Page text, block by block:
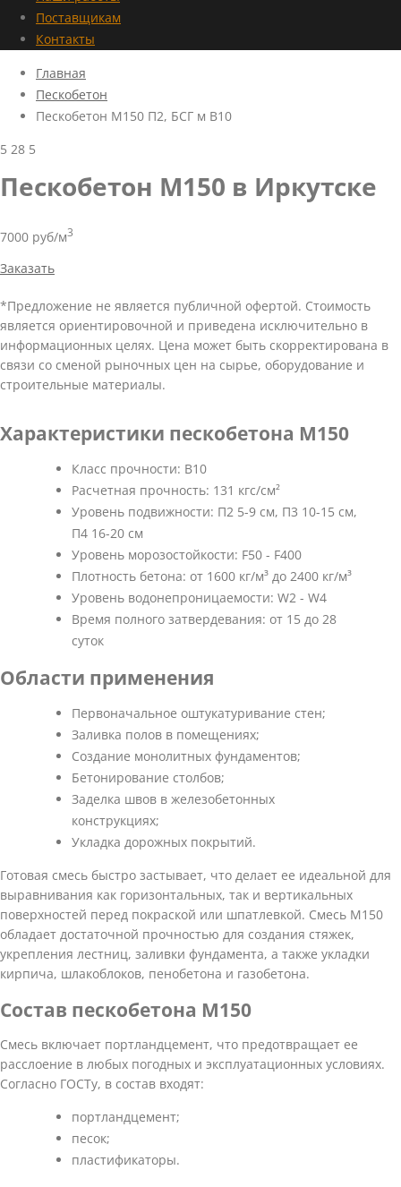
Поставщикам
Контакты
Главная
Пескобетон
Пескобетон М150 П2, БСГ м В10
5 28 5
Пескобетон М150 в Иркутске
7000 руб/м3
Заказать
*Предложение не является публичной офертой. Стоимость
является ориентировочной и приведена исключительно в
информационных целях. Цена может быть скорректирована в
связи со сменой рыночных цен на сырье, оборудование и
строительные материалы.
Характеристики пескобетона М150
Класс прочности: В10
Расчетная прочность: 131 кгс/см²
Уровень подвижности: П2 5-9 см, П3 10-15 см,
П4 16-20 см
Уровень морозостойкости: F50 - F400
Плотность бетона: от 1600 кг/м³ до 2400 кг/м³
Уровень водонепроницаемости: W2 - W4
Время полного затвердевания: от 15 до 28
суток
Области применения
Первоначальное оштукатуривание стен;
Заливка полов в помещениях;
Создание монолитных фундаментов;
Бетонирование столбов;
Заделка швов в железобетонных
конструкциях;
Укладка дорожных покрытий.
Готовая смесь быстро застывает, что делает ее идеальной для
выравнивания как горизонтальных, так и вертикальных
поверхностей перед покраской или шпатлевкой. Смесь М150
обладает достаточной прочностью для создания стяжек,
укрепления лестниц, заливки фундамента, а также укладки
кирпича, шлакоблоков, пенобетона и газобетона.
Состав пескобетона М150
Смесь включает портландцемент, что предотвращает ее
расслоение в любых погодных и эксплуатационных условиях.
Согласно ГОСТу, в состав входят:
портландцемент;
песок;
пластификаторы.